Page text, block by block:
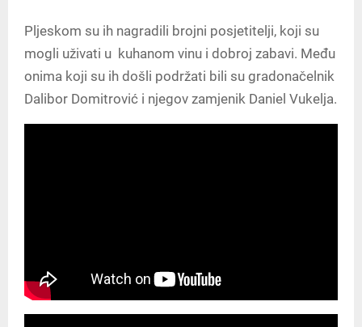
Pljeskom su ih nagradili brojni posjetitelji, koji su
mogli uživati u kuhanom vinu i dobroj zabavi. Među
onima koji su ih došli podržati bili su gradonačelnik
Dalibor Domitrović i njegov zamjenik Daniel Vukelja.